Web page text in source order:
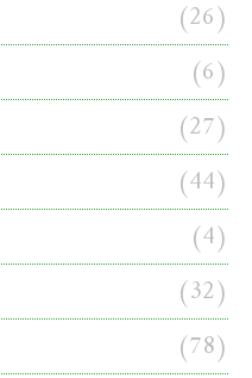
(26)
(6)
(27)
(44)
(4)
(32)
(78)